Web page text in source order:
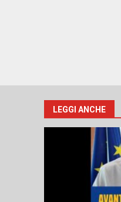
LEGGI ANCHE